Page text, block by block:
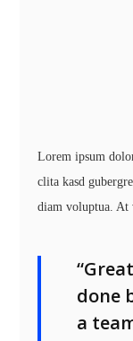
Lorem ipsum
clita kasd
diam voluptua. At
done
a